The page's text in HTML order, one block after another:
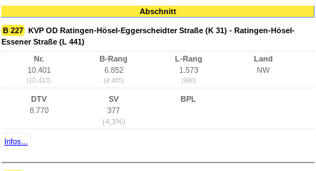
Abschnitt
B 227 KVP OD Ratingen-Hösel-Eggerscheidter Straße (K 31) - Ratingen-Hösel-
Essener Straße (L 441)
Nr.
10.401
(10.410)
B-Rang
6.852
(4.465)
L-Rang
1.573
(990)
Land
NW
DTV
8.770
SV
377
(4,3%)
BPL
Infos...